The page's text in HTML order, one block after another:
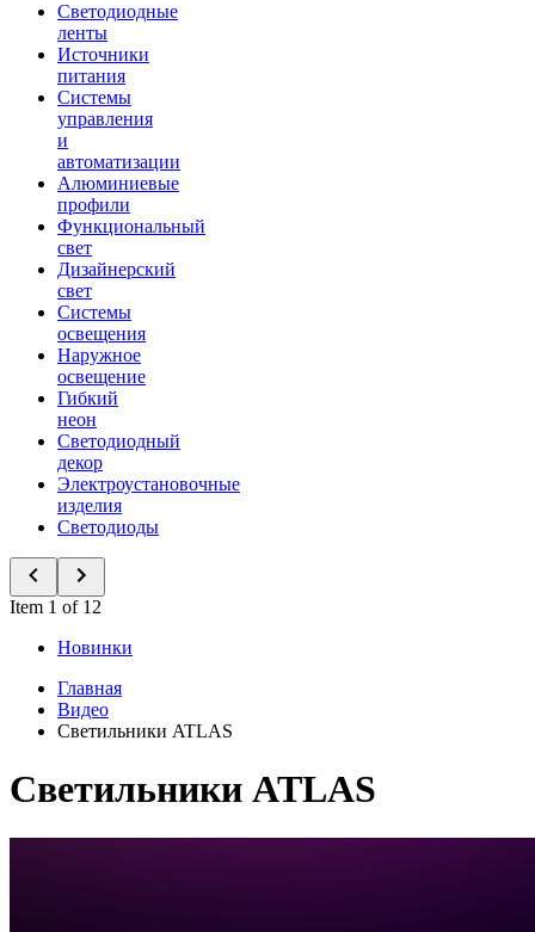
Светодиодные
ленты
Источники
питания
Системы
управления
и
автоматизации
Алюминиевые
профили
Функциональный
свет
Дизайнерский
свет
Системы
освещения
Наружное
освещение
Гибкий
неон
Светодиодный
декор
Электроустановочные
изделия
Светодиоды
Item 1 of 12
Новинки
Главная
Видео
Светильники ATLAS
Светильники ATLAS